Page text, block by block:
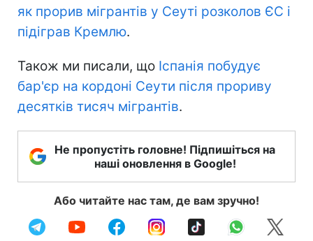
як прорив мігрантів у Сеуті розколов ЄС і
підіграв Кремлю.
Також ми писали, що Іспанія побудує
бар'єр на кордоні Сеути після прориву
десятків тисяч мігрантів.
Не пропустіть головне! Підпишіться на
наші оновлення в Google!
Або читайте нас там, де вам зручно!